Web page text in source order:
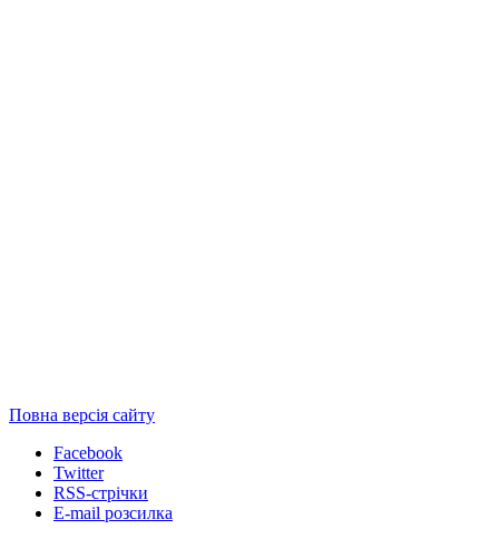
Повна версія сайту
Facebook
Twitter
RSS-стрічки
E-mail розсилка